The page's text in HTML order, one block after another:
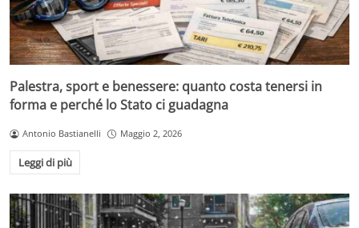
Palestra, sport e benessere: quanto costa tenersi in
forma e perché lo Stato ci guadagna
Antonio Bastianelli Maggio 2, 2026
Leggi di più